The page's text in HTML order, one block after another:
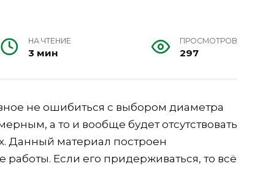
НА ЧТЕНИЕ
3 мин
ПРОСМОТРОВ
297
не ошибиться с выбором диаметра
а то и вообще будет отсутствовать
Данный материал построен
Если его придерживаться, то всё